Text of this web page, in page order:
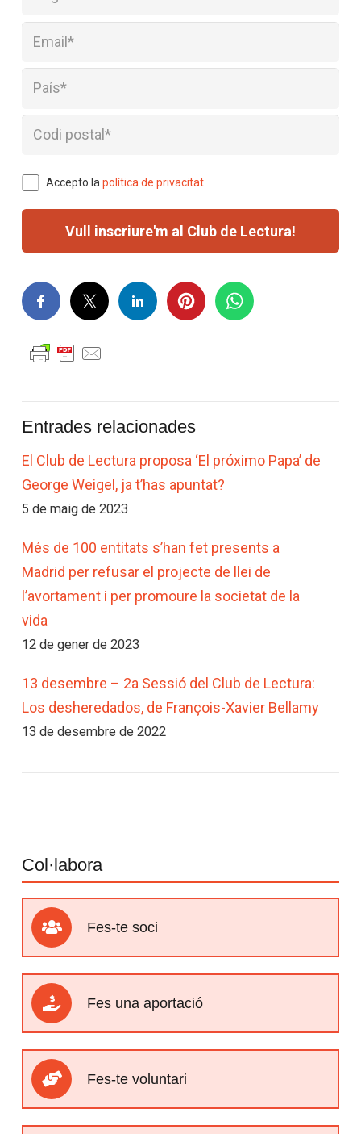
Accepto la política de privacitat
Entrades relacionades
El Club de Lectura proposa ‘El próximo Papa’ de
George Weigel, ja t’has apuntat?
5 de maig de 2023
Més de 100 entitats s’han fet presents a
Madrid per refusar el projecte de llei de
l’avortament i per promoure la societat de la
vida
12 de gener de 2023
13 desembre – 2a Sessió del Club de Lectura:
Los desheredados, de François-Xavier Bellamy
13 de desembre de 2022
Col·labora
Fes-te soci
Fes una aportació
Fes-te voluntari